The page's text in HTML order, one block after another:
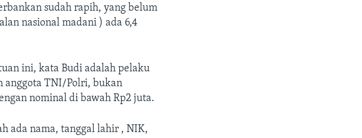
sudah rapih, yang belum
nasional madani ) ada 6,4
ini, kata Budi adalah pelaku
anggota TNI/Polri, bukan
nominal di bawah Rp2 juta.
ada nama, tanggal lahir , NIK,